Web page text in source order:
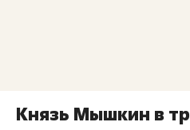
Князь Мышкин в